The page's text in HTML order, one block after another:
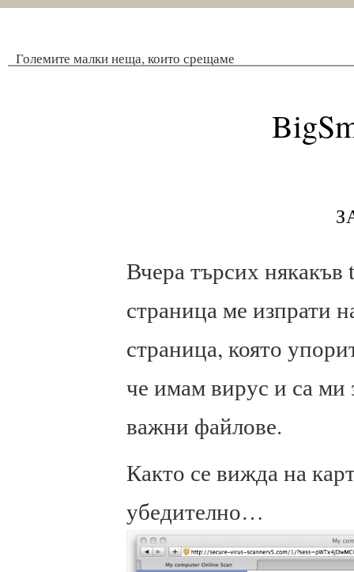
Големите малки неща, които срещаме
Вчера търсих
страница ме изпрати
страница, която
че имам вирус и са ми
важни файлове.
Както се вижда на
убедително…